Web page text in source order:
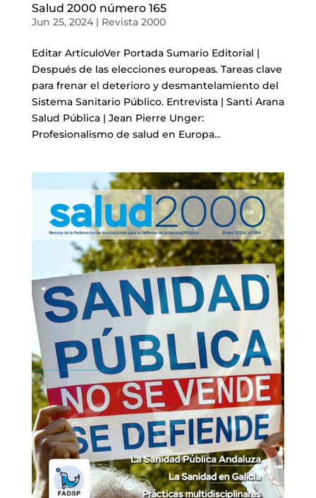
Salud 2000 número 165
Jun 25, 2024| Revista 2000
Editar ArtículoVer Portada Sumario Editorial |
Después de las elecciones europeas. Tareas clave
para frenar el deterioro y desmantelamiento del
Sistema Sanitario Público. Entrevista | Santi Arana
Salud Pública | Jean Pierre Unger:
Profesionalismo de salud en Europa...